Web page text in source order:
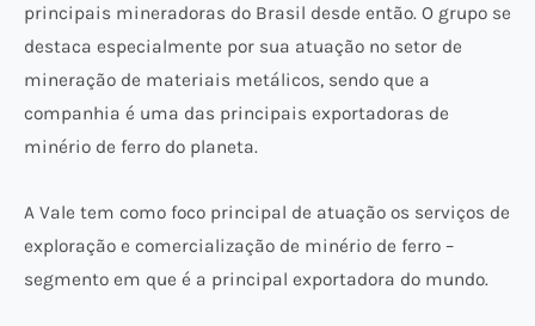
principais mineradoras do Brasil desde então. O grupo se
destaca especialmente por sua atuação no setor de
mineração de materiais metálicos, sendo que a
companhia é uma das principais exportadoras de
minério de ferro do planeta.
A Vale tem como foco principal de atuação os serviços de
exploração e comercialização de minério de ferro –
segmento em que é a principal exportadora do mundo.